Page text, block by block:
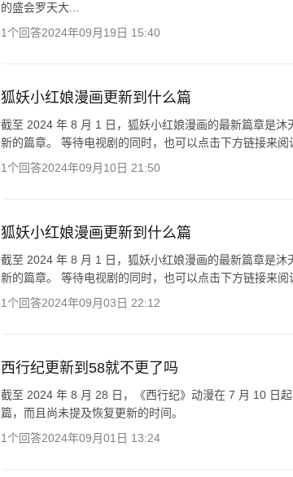
的盛会罗天大...
1个回答2024年09月19日 15:40
狐妖小红娘漫画更新到什么篇
截至 2024 年 8 月 1 日，狐妖小红娘漫画的最新篇章是
新的篇章。 等待电视剧的同时，也可以点击下方链接来阅
1个回答2024年09月10日 21:50
狐妖小红娘漫画更新到什么篇
截至 2024 年 8 月 1 日，狐妖小红娘漫画的最新篇章是
新的篇章。 等待电视剧的同时，也可以点击下方链接来阅
1个回答2024年09月03日 22:12
西行纪更新到58就不更了吗
截至 2024 年 8 月 28 日，《西行纪》动漫在 7 月 10 日
篇，而且尚未提及恢复更新的时间。
1个回答2024年09月01日 13:24